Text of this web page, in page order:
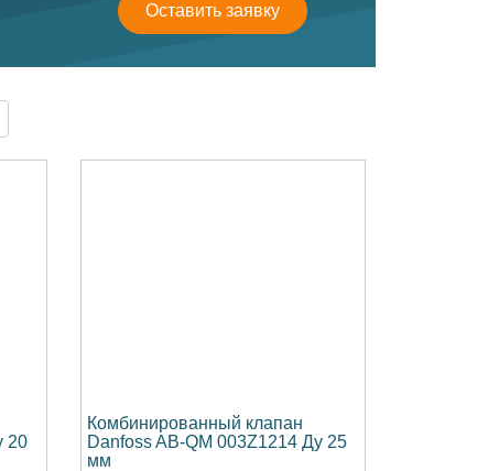
Оставить заявку
20
Комбинированный клапан
Danfoss AB-QM 003Z1214 Ду 25
мм